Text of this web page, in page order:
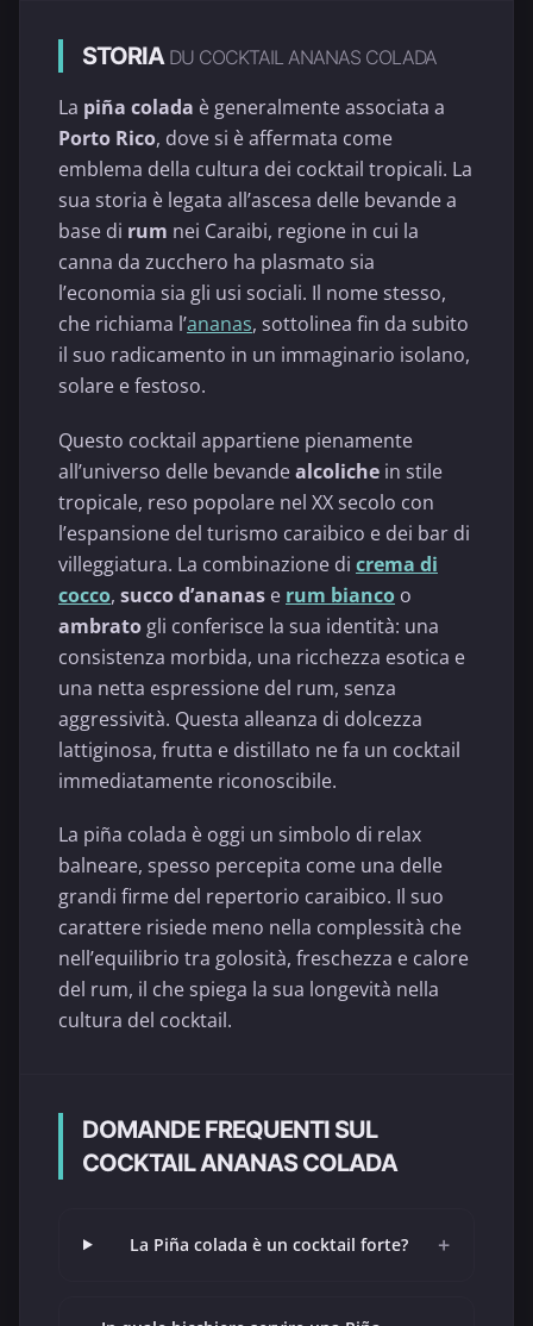
STORIA DU COCKTAIL ANANAS COLADA
La piña colada è generalmente associata a
Porto Rico, dove si è affermata come
emblema della cultura dei cocktail tropicali. La
sua storia è legata all’ascesa delle bevande a
base di rum nei Caraibi, regione in cui la
canna da zucchero ha plasmato sia
l’economia sia gli usi sociali. Il nome stesso,
che richiama l’ananas, sottolinea fin da subito
il suo radicamento in un immaginario isolano,
solare e festoso.
Questo cocktail appartiene pienamente
all’universo delle bevandealcoliche in stile
tropicale, reso popolare nel XX secolo con
l’espansione del turismo caraibico e dei bar di
villeggiatura. La combinazione di crema di
cocco, succo d’ananas e rum bianco o
ambrato gli conferisce la sua identità: una
consistenza morbida, una ricchezza esotica e
una netta espressione del rum, senza
aggressività. Questa alleanza di dolcezza
lattiginosa, frutta e distillato ne fa un cocktail
immediatamente riconoscibile.
La piña colada è oggi un simbolo di relax
balneare, spesso percepita come una delle
grandi firme del repertorio caraibico. Il suo
carattere risiede meno nella complessità che
nell’equilibrio tra golosità, freschezza e calore
del rum, il che spiega la sua longevità nella
cultura del cocktail.
DOMANDE FREQUENTI SUL
COCKTAIL ANANAS COLADA
La Piña colada è un cocktail forte? +